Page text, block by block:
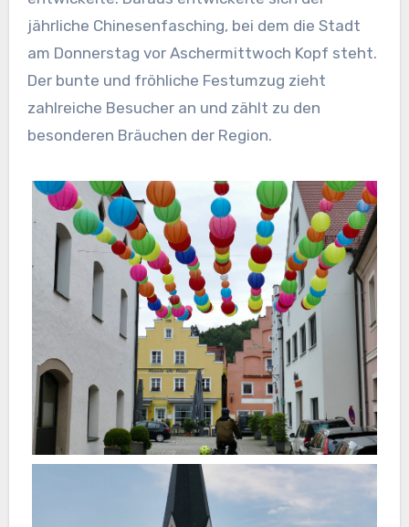
jährliche Chinesenfasching, bei dem die Stadt
am Donnerstag vor Aschermittwoch Kopf steht.
Der bunte und fröhliche Festumzug zieht
zahlreiche Besucher an und zählt zu den
besonderen Bräuchen der Region.